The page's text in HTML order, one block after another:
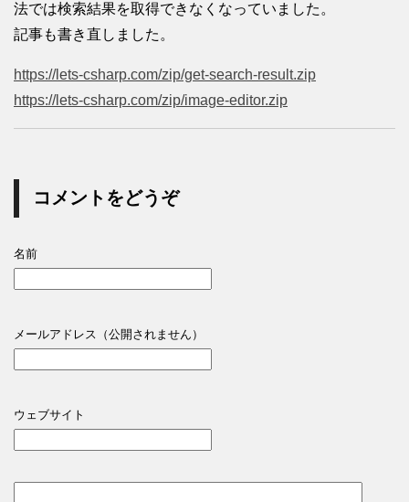
法では検索結果を取得できなくなっていました。
記事も書き直しました。
https://lets-csharp.com/zip/get-search-result.zip
https://lets-csharp.com/zip/image-editor.zip
コメントをどうぞ
名前
メールアドレス（公開されません）
ウェブサイト